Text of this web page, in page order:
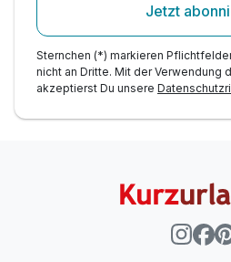
Jetzt
Sternchen (*) markieren
nicht an Dritte. Mit der Verwendung
akzeptierst Du unsere